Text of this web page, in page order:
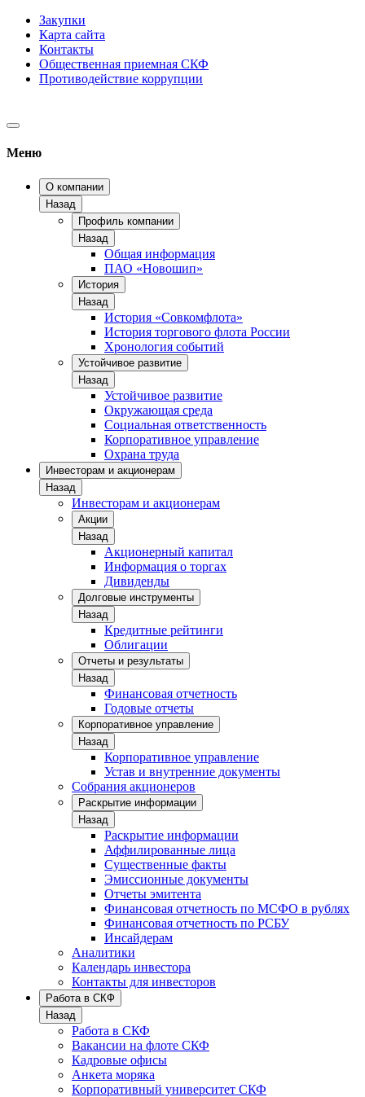
Закупки
Карта сайта
Контакты
Общественная приемная СКФ
Противодействие коррупции
Меню
О компании
Назад
Профиль компании
Назад
Общая информация
ПАО «Новошип»
История
Назад
История «Совкомфлота»
История торгового флота России
Хронология событий
Устойчивое развитие
Назад
Устойчивое развитие
Окружающая среда
Социальная ответственность
Корпоративное управление
Охрана труда
Инвесторам и акционерам
Назад
Инвесторам и акционерам
Акции
Назад
Акционерный капитал
Информация о торгах
Дивиденды
Долговые инструменты
Назад
Кредитные рейтинги
Облигации
Отчеты и результаты
Назад
Финансовая отчетность
Годовые отчеты
Корпоративное управление
Назад
Корпоративное управление
Устав и внутренние документы
Собрания акционеров
Раскрытие информации
Назад
Раскрытие информации
Аффилированные лица
Существенные факты
Эмиссионные документы
Отчеты эмитента
Финансовая отчетность по МСФО в рублях
Финансовая отчетность по РСБУ
Инсайдерам
Аналитики
Календарь инвестора
Контакты для инвесторов
Работа в СКФ
Назад
Работа в СКФ
Вакансии на флоте СКФ
Кадровые офисы
Анкета моряка
Корпоративный университет СКФ